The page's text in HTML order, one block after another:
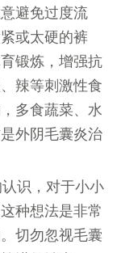
避免过度流
或太硬的裤
锻炼，增强抗
辣等刺激性食
多食蔬菜、水
外阴毛囊炎治
识，对于小小
种想法是非常
切勿忽视毛囊